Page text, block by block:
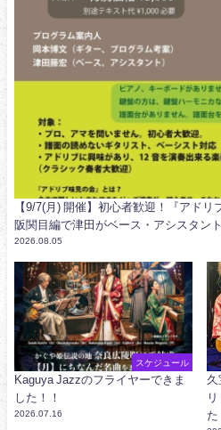
【9/7(月) 開催】初心者歓迎！『アド
阪関目編で津田がベース・アシスタン
2026.08.05
スケジュール
Kaguya Jazzのフライヤーできま
した！！
2026.07.16
久
た